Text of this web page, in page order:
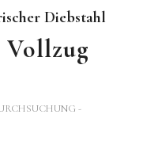
Diebstahl
Vollzug
-